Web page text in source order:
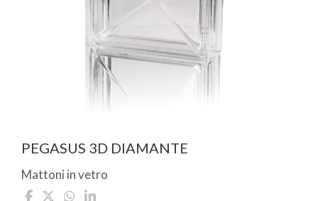
PEGASUS 3D DIAMANTE
Mattoni in vetro